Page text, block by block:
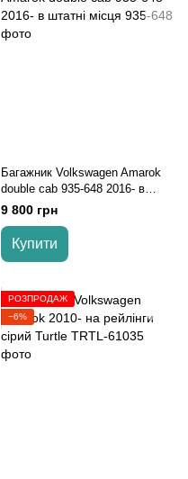
Багажник Volkswagen Amarok
double cab 935-648 2016- в
штатні місця
9 800 грн
Купити
РОЗПРОДАЖ
−6%